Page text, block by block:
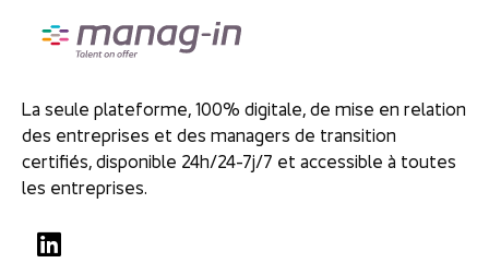
La seule plateforme, 100% digitale, de mise en relation
des entreprises et des managers de transition
certifiés, disponible 24h/24-7j/7 et accessible à toutes
les entreprises.